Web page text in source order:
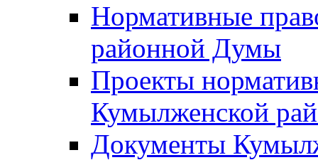
Нормативные
районной Думы
Проекты
Кумылженской
Документы